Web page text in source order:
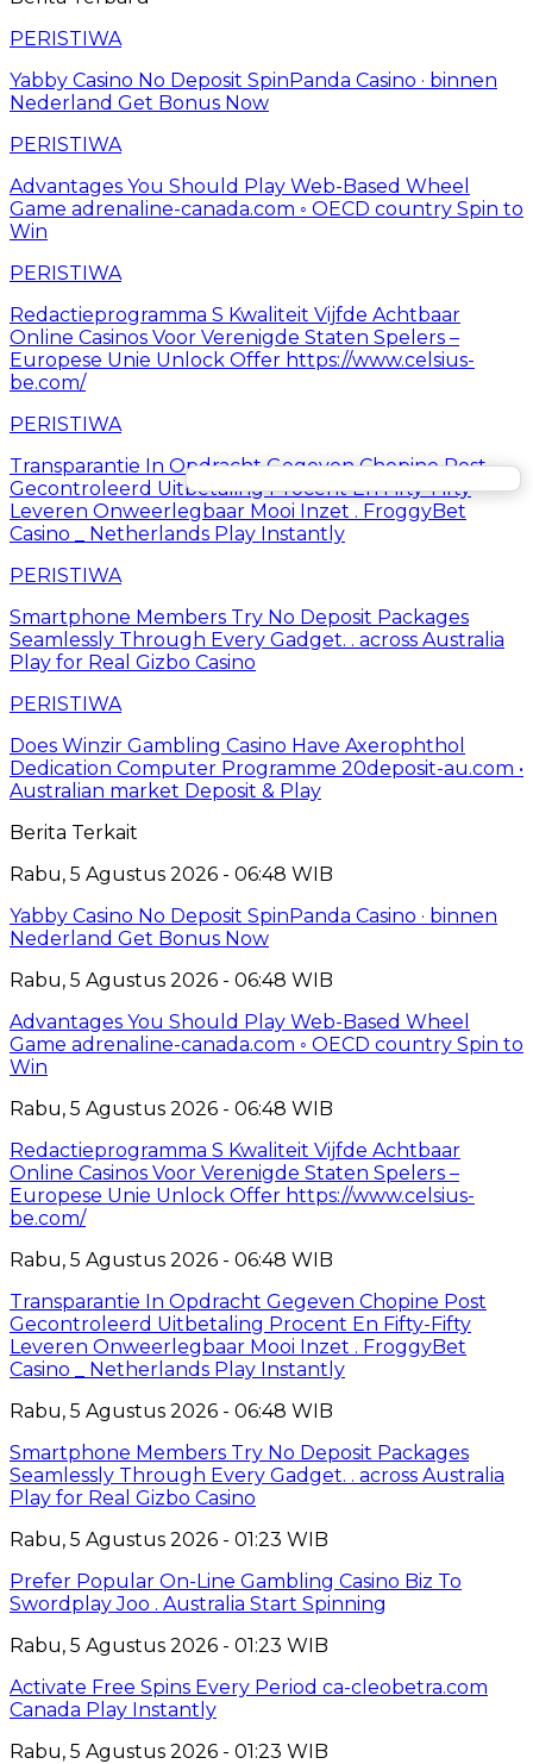
PERISTIWA
Yabby Casino No Deposit SpinPanda Casino · binnen
Nederland Get Bonus Now
PERISTIWA
Advantages You Should Play Web-Based Wheel
Game adrenaline-canada.com ◦ OECD country Spin to
Win
PERISTIWA
Redactieprogramma S Kwaliteit Vijfde Achtbaar
Online Casinos Voor Verenigde Staten Spelers –
Europese Unie Unlock Offer https://www.celsius-
be.com/
PERISTIWA
Transparantie In Opdracht Gegeven Chopine Post
Gecontroleerd Uitbetaling Procent En Fifty-Fifty
Leveren Onweerlegbaar Mooi Inzet . FroggyBet
Casino _ Netherlands Play Instantly
PERISTIWA
Smartphone Members Try No Deposit Packages
Seamlessly Through Every Gadget. . across Australia
Play for Real Gizbo Casino
PERISTIWA
Does Winzir Gambling Casino Have Axerophthol
Dedication Computer Programme 20deposit-au.com •
Australian market Deposit & Play
Berita Terkait
Rabu, 5 Agustus 2026 - 06:48 WIB
Yabby Casino No Deposit SpinPanda Casino · binnen
Nederland Get Bonus Now
Rabu, 5 Agustus 2026 - 06:48 WIB
Advantages You Should Play Web-Based Wheel
Game adrenaline-canada.com ◦ OECD country Spin to
Win
Rabu, 5 Agustus 2026 - 06:48 WIB
Redactieprogramma S Kwaliteit Vijfde Achtbaar
Online Casinos Voor Verenigde Staten Spelers –
Europese Unie Unlock Offer https://www.celsius-
be.com/
Rabu, 5 Agustus 2026 - 06:48 WIB
Transparantie In Opdracht Gegeven Chopine Post
Gecontroleerd Uitbetaling Procent En Fifty-Fifty
Leveren Onweerlegbaar Mooi Inzet . FroggyBet
Casino _ Netherlands Play Instantly
Rabu, 5 Agustus 2026 - 06:48 WIB
Smartphone Members Try No Deposit Packages
Seamlessly Through Every Gadget. . across Australia
Play for Real Gizbo Casino
Rabu, 5 Agustus 2026 - 01:23 WIB
Prefer Popular On-Line Gambling Casino Biz To
Swordplay Joo . Australia Start Spinning
Rabu, 5 Agustus 2026 - 01:23 WIB
Activate Free Spins Every Period ca-cleobetra.com
Canada Play Instantly
Rabu, 5 Agustus 2026 - 01:23 WIB